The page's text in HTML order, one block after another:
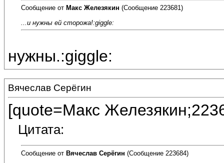
Сообщение от Макс Железякин (Сообщение 223681)
...и нужны ей сторожа!:giggle:
нужны.:giggle:
Вячеслав Серёгин
[quote=Макс
Цитата:
Сообщение от Вячеслав Серёгин (Сообщение 223684)